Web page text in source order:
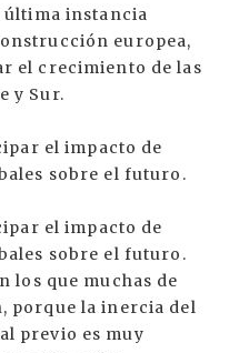
última instancia
europea,
el crecimiento de las
y Sur.
el impacto de
sobre el futuro.
el impacto de
sobre el futuro.
los que muchas de
porque la inercia del
previo es muy